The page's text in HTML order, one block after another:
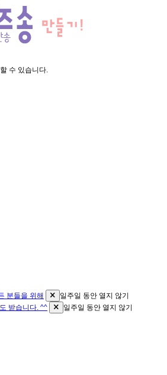
수 있습니다.
분들을 위해
일주일 동안 열지 않기
받습니다. ^^
일주일 동안 열지 않기